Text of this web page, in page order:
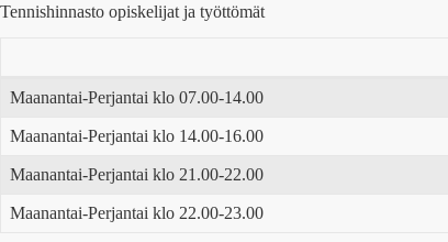
Tennishinnasto opiskelijat ja työttömät
Maanantai-Perjantai klo 07.00-14.00
Maanantai-Perjantai klo 14.00-16.00
Maanantai-Perjantai klo 21.00-22.00
Maanantai-Perjantai klo 22.00-23.00